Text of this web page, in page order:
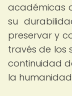
académicas
su
preservar y
través de los
continuidad
la